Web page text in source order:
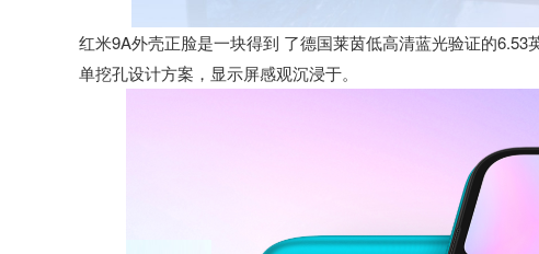
红米9A外壳正脸是一块得到 了德国莱茵低高清蓝光验证的
单挖孔设计方案，显示屏感观沉浸于。